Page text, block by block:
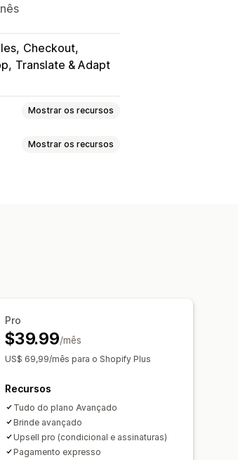
Checkout
Translate & Adapt
Mostrar os recursos
para o checkout
Mostrar os recursos
por níveis
Pro
$39.99/mês
US$ 69,99/mês para o Shopify Plus
Recursos
Tudo do plano Avançado
Brinde avançado
Upsell pro (condicional e assinaturas)
Pagamento expresso